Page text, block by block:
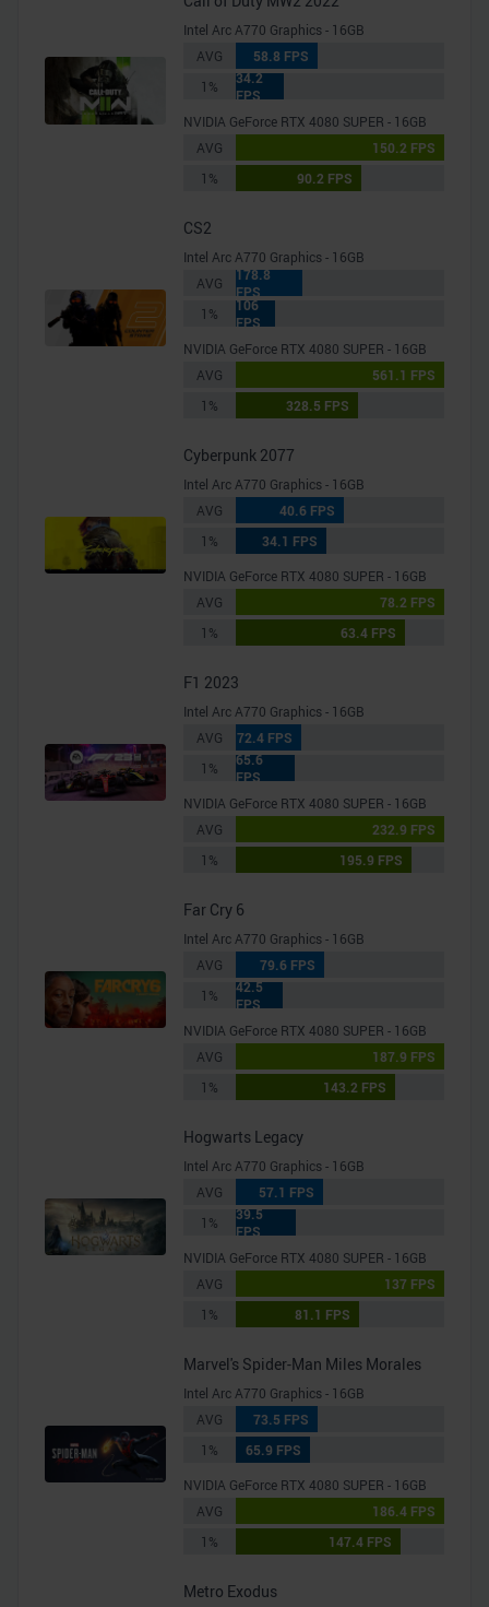
analysieren. Außerdem geben wir Informationen zu Ihrer
Verwendung unserer Website an unsere Partner für
soziale Medien, Werbung und Analysen weiter. Unsere
Partner führen diese Informationen möglicherweise mit
weiteren Daten zusammen, die Sie ihnen bereitgestellt
haben oder die sie im Rahmen Ihrer Nutzung der Dienste
Intel Arc A770 Graphics - 16GB
AVG
58.8 FPS
1%
34.2
FPS
NVIDIA GeForce RTX 4080 SUPER - 16GB
AVG
150.2 FPS
1%
90.2 FPS
CS2
Intel Arc A770 Graphics - 16GB
AVG
178.8
FPS
1%
106
FPS
NVIDIA GeForce RTX 4080 SUPER - 16GB
AVG
561.1 FPS
1%
328.5 FPS
Cyberpunk 2077
Intel Arc A770 Graphics - 16GB
AVG
40.6 FPS
1%
34.1 FPS
NVIDIA GeForce RTX 4080 SUPER - 16GB
AVG
78.2 FPS
1%
63.4 FPS
F1 2023
Intel Arc A770 Graphics - 16GB
AVG
72.4 FPS
1%
65.6
FPS
NVIDIA GeForce RTX 4080 SUPER - 16GB
AVG
232.9 FPS
1%
195.9 FPS
Far Cry 6
Intel Arc A770 Graphics - 16GB
AVG
79.6 FPS
1%
42.5
FPS
NVIDIA GeForce RTX 4080 SUPER - 16GB
AVG
187.9 FPS
1%
143.2 FPS
Hogwarts Legacy
Intel Arc A770 Graphics - 16GB
AVG
57.1 FPS
1%
39.5
FPS
NVIDIA GeForce RTX 4080 SUPER - 16GB
AVG
137 FPS
1%
81.1 FPS
Marvel's Spider-Man Miles Morales
Intel Arc A770 Graphics - 16GB
AVG
73.5 FPS
1%
65.9 FPS
NVIDIA GeForce RTX 4080 SUPER - 16GB
AVG
186.4 FPS
1%
147.4 FPS
Metro Exodus